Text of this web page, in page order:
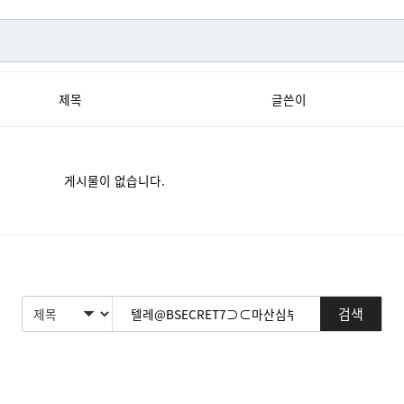
제목 글쓴이
게시물이 없습니다.
검색